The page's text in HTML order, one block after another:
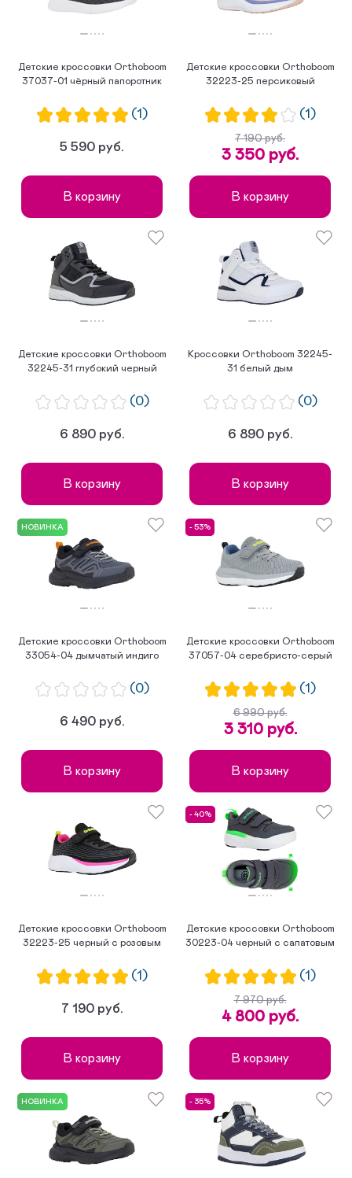
Детские кроссовки Orthoboom
37037-01 чёрный папоротник
(1)
5 590 руб.
В корзину
Детские кроссовки Orthoboom
32223-25 персиковый
(1)
7 190 руб.
3 350 руб.
В корзину
Детские кроссовки Orthoboom
32245-31 глубокий черный
(0)
6 890 руб.
В корзину
Кроссовки Orthoboom 32245-
31 белый дым
(0)
6 890 руб.
В корзину
НОВИНКА
Детские кроссовки Orthoboom
33054-04 дымчатый индиго
(0)
6 490 руб.
В корзину
- 53%
Детские кроссовки Orthoboom
37057-04 серебристо-серый
(1)
6 990 руб.
3 310 руб.
В корзину
Детские кроссовки Orthoboom
32223-25 черный с розовым
(1)
7 190 руб.
В корзину
- 40%
Детские кроссовки Orthoboom
30223-04 черный с салатовым
(1)
7 970 руб.
4 800 руб.
В корзину
НОВИНКА - 35%